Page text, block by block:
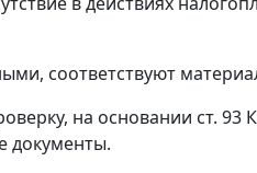
соответствуют
на основании ст. 93
документы.